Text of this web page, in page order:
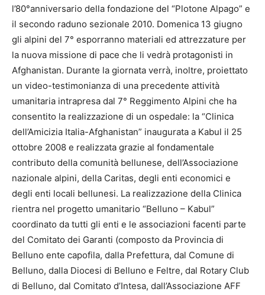
l’80°anniversario della fondazione del “Plotone Alpago” e
il secondo raduno sezionale 2010. Domenica 13 giugno
gli alpini del 7° esporranno materiali ed attrezzature per
la nuova missione di pace che li vedrà protagonisti in
Afghanistan. Durante la giornata verrà, inoltre, proiettato
un video-testimonianza di una precedente attività
umanitaria intrapresa dal 7° Reggimento Alpini che ha
consentito la realizzazione di un ospedale: la “Clinica
dell’Amicizia Italia-Afghanistan” inaugurata a Kabul il 25
ottobre 2008 e realizzata grazie al fondamentale
contributo della comunità bellunese, dell’Associazione
nazionale alpini, della Caritas, degli enti economici e
degli enti locali bellunesi. La realizzazione della Clinica
rientra nel progetto umanitario “Belluno – Kabul”
coordinato da tutti gli enti e le associazioni facenti parte
del Comitato dei Garanti (composto da Provincia di
Belluno ente capofila, dalla Prefettura, dal Comune di
Belluno, dalla Diocesi di Belluno e Feltre, dal Rotary Club
di Belluno, dal Comitato d’Intesa, dall’Associazione AFF